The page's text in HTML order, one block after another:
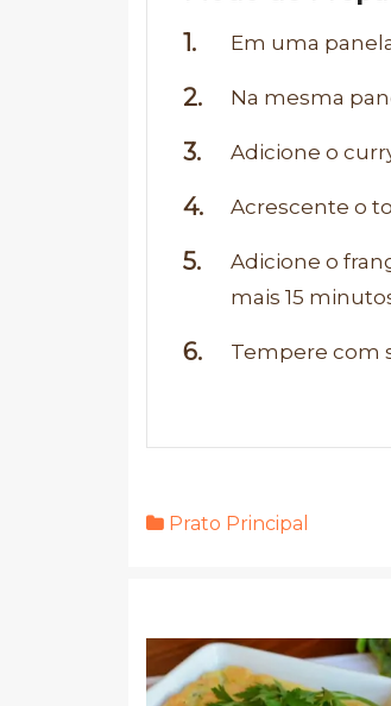
Em uma
Na mesma
Adicione o
Acrescente o
Adicione o
mais 15
Tempere com
Prato Principal